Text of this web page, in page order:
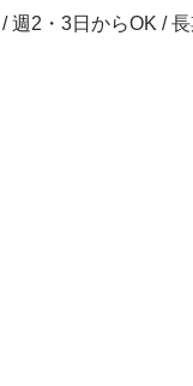
週2・3日からOK /